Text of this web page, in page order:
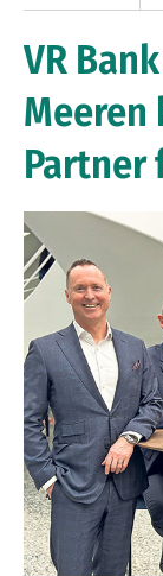
VR
Partner